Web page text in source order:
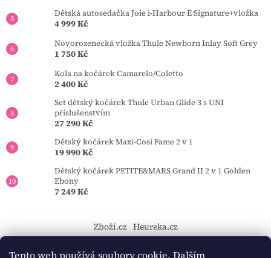
Tento web používá soubory cookie. Dalším
Dětská autosedačka Joie i-Harbour E Signature+vložka
4 999 Kč
Novorozenecká vložka Thule Newborn Inlay Soft Grey
1 750 Kč
Kola na kočárek Camarelo/Coletto
2 400 Kč
Set dětský kočárek Thule Urban Glide 3 s UNI
příslušenstvím
27 290 Kč
Dětský kočárek Maxi-Cosi Fame 2 v 1
19 990 Kč
Dětský kočárek PETITE&MARS Grand II 2 v 1 Golden
Ebony
7 249 Kč
Zboží.cz Heureka.cz
https://tourmkr.com/F1eycVcPEw